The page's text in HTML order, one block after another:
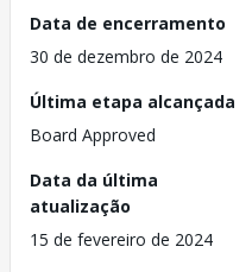
Data de encerramento
30 de dezembro de 2024
Última etapa alcançada
Board Approved
Data da última
atualização
15 de fevereiro de 2024